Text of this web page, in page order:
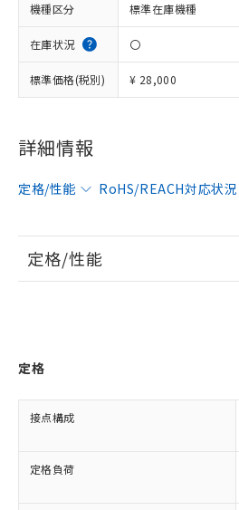
機種区分 標準在庫機種
在庫状況 〇
標準価格(税別) ¥ 28,000
詳細情報
定格/性能 RoHS/REACH対応状況
定格/性能
定格
接点構成
定格負荷